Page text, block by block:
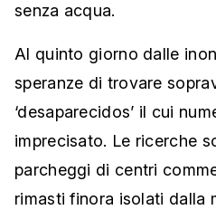
senza acqua.
Al quinto giorno dalle
speranze di trovare
‘desaparecidos’ il cui
imprecisato. Le ricerche
parcheggi di centri
rimasti finora isolati dalla